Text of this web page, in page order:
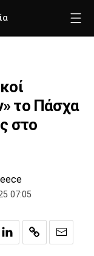
το Πάσχα
στο
07:05